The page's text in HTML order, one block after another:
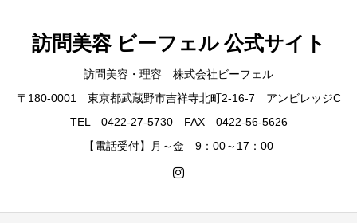
訪問美容 ビーフェル 公式サイト
訪問美容・理容 株式会社ビーフェル
〒180-0001 東京都武蔵野市吉祥寺北町2-16-7 アンビレッジC
TEL 0422-27-5730 FAX 0422-56-5626
【電話受付】月～金 9：00～17：00